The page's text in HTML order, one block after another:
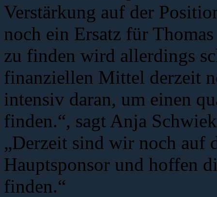
Verstärkung auf der
noch ein Ersatz für
zu finden wird allerdings
finanziellen Mittel derzeit
intensiv daran, um einen
finden.“, sagt Anja
„Derzeit sind wir noch auf
Hauptsponsor und hoffen
finden.“